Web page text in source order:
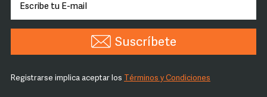
Suscríbete
Registrarse implica aceptar los Términos y Condiciones